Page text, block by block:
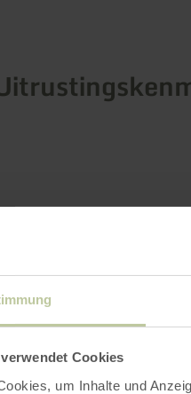
Cookies
um Inhalte und